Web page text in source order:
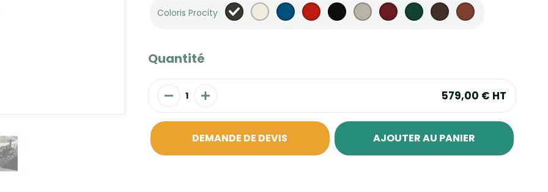
Coloris Procity
Quantité
579,00 € HT
DEMANDE DE DEVIS AJOUTER AU PANIER